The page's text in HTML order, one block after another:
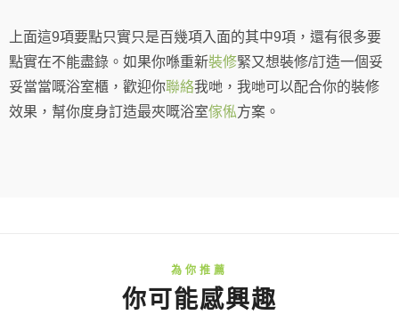
上面這9項要點只實只是百幾項入面的其中9項，還有很多要
點實在不能盡錄。如果你喺重新裝修緊又想裝修/訂造一個妥
妥當當嘅浴室櫃，歡迎你聯絡我哋，我哋可以配合你的裝修
效果，幫你度身訂造最夾嘅浴室傢俬方案。
你可能感興趣